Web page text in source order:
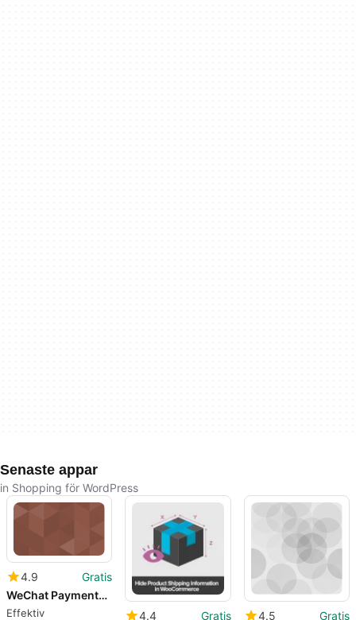
Senaste appar
in Shopping för WordPress
4.9
Gratis
WeChat Payments for WooCommerce
Effektiv 4.4 Gratis 4.5 Gratis